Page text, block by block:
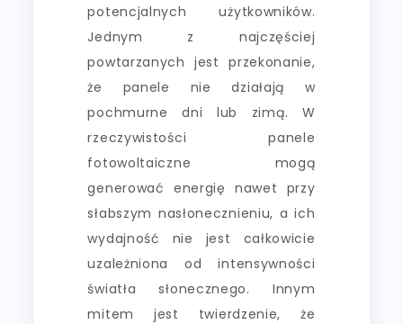
potencjalnych użytkowników.
Jednym z najczęściej
powtarzanych jest przekonanie,
że panele nie działają w
pochmurne dni lub zimą. W
rzeczywistości panele
fotowoltaiczne mogą
generować energię nawet przy
słabszym nasłonecznieniu, a ich
wydajność nie jest całkowicie
uzależniona od intensywności
światła słonecznego. Innym
mitem jest twierdzenie, że